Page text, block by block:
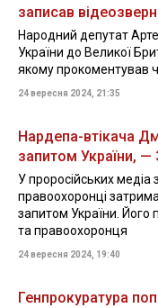
записав
Народний депутат
України до Великої
якому прокоментував
24 вересня 2024, 21:35
Нардепа-втікача
запитом України, —
У проросійських
правоохоронці
запитом України. Його
та правоохоронця
24 вересня 2024, 19:40
Генпрокуратура